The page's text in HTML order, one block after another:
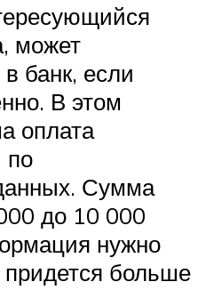
может
банк, если
В этом
оплата
по
Сумма
до 10 000
нужно
придется больше